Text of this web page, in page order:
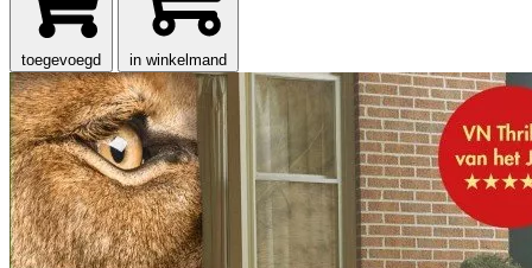
toegevoegd in winkelmand